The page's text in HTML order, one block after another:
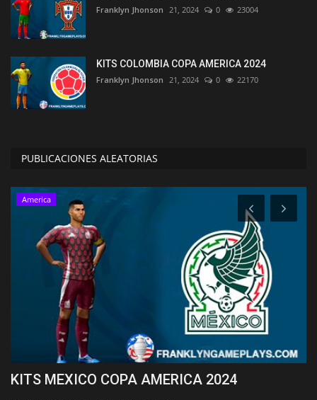
Franklyn Jhonson 21, 2024 0 23004
KITS COLOMBIA COPA AMERICA 2024
Franklyn Jhonson 21, 2024 0 22170
PUBLICACIONES ALEATORIAS
America
KITS MEXICO COPA AMERICA 2024